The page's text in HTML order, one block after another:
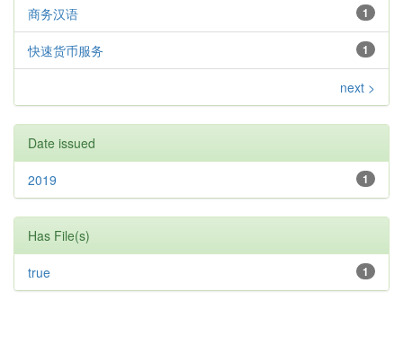
1
商务汉语
1
快速货币服务
next >
Date issued
1
2019
Has File(s)
1
true